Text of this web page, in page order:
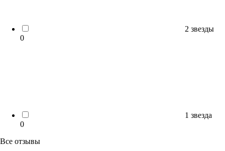
2 звезды
0
1 звезда
0
Все отзывы